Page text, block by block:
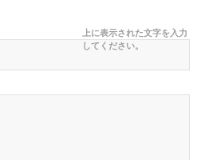
上に表示された文字を入力
してください。